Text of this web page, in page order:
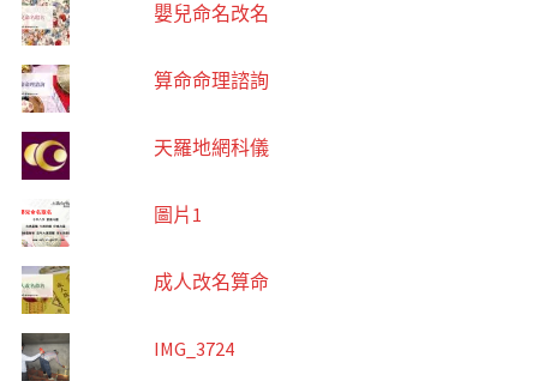
嬰兒命名改名
算命命理諮詢
天羅地網科儀
圖片1
成人改名算命
IMG_3724